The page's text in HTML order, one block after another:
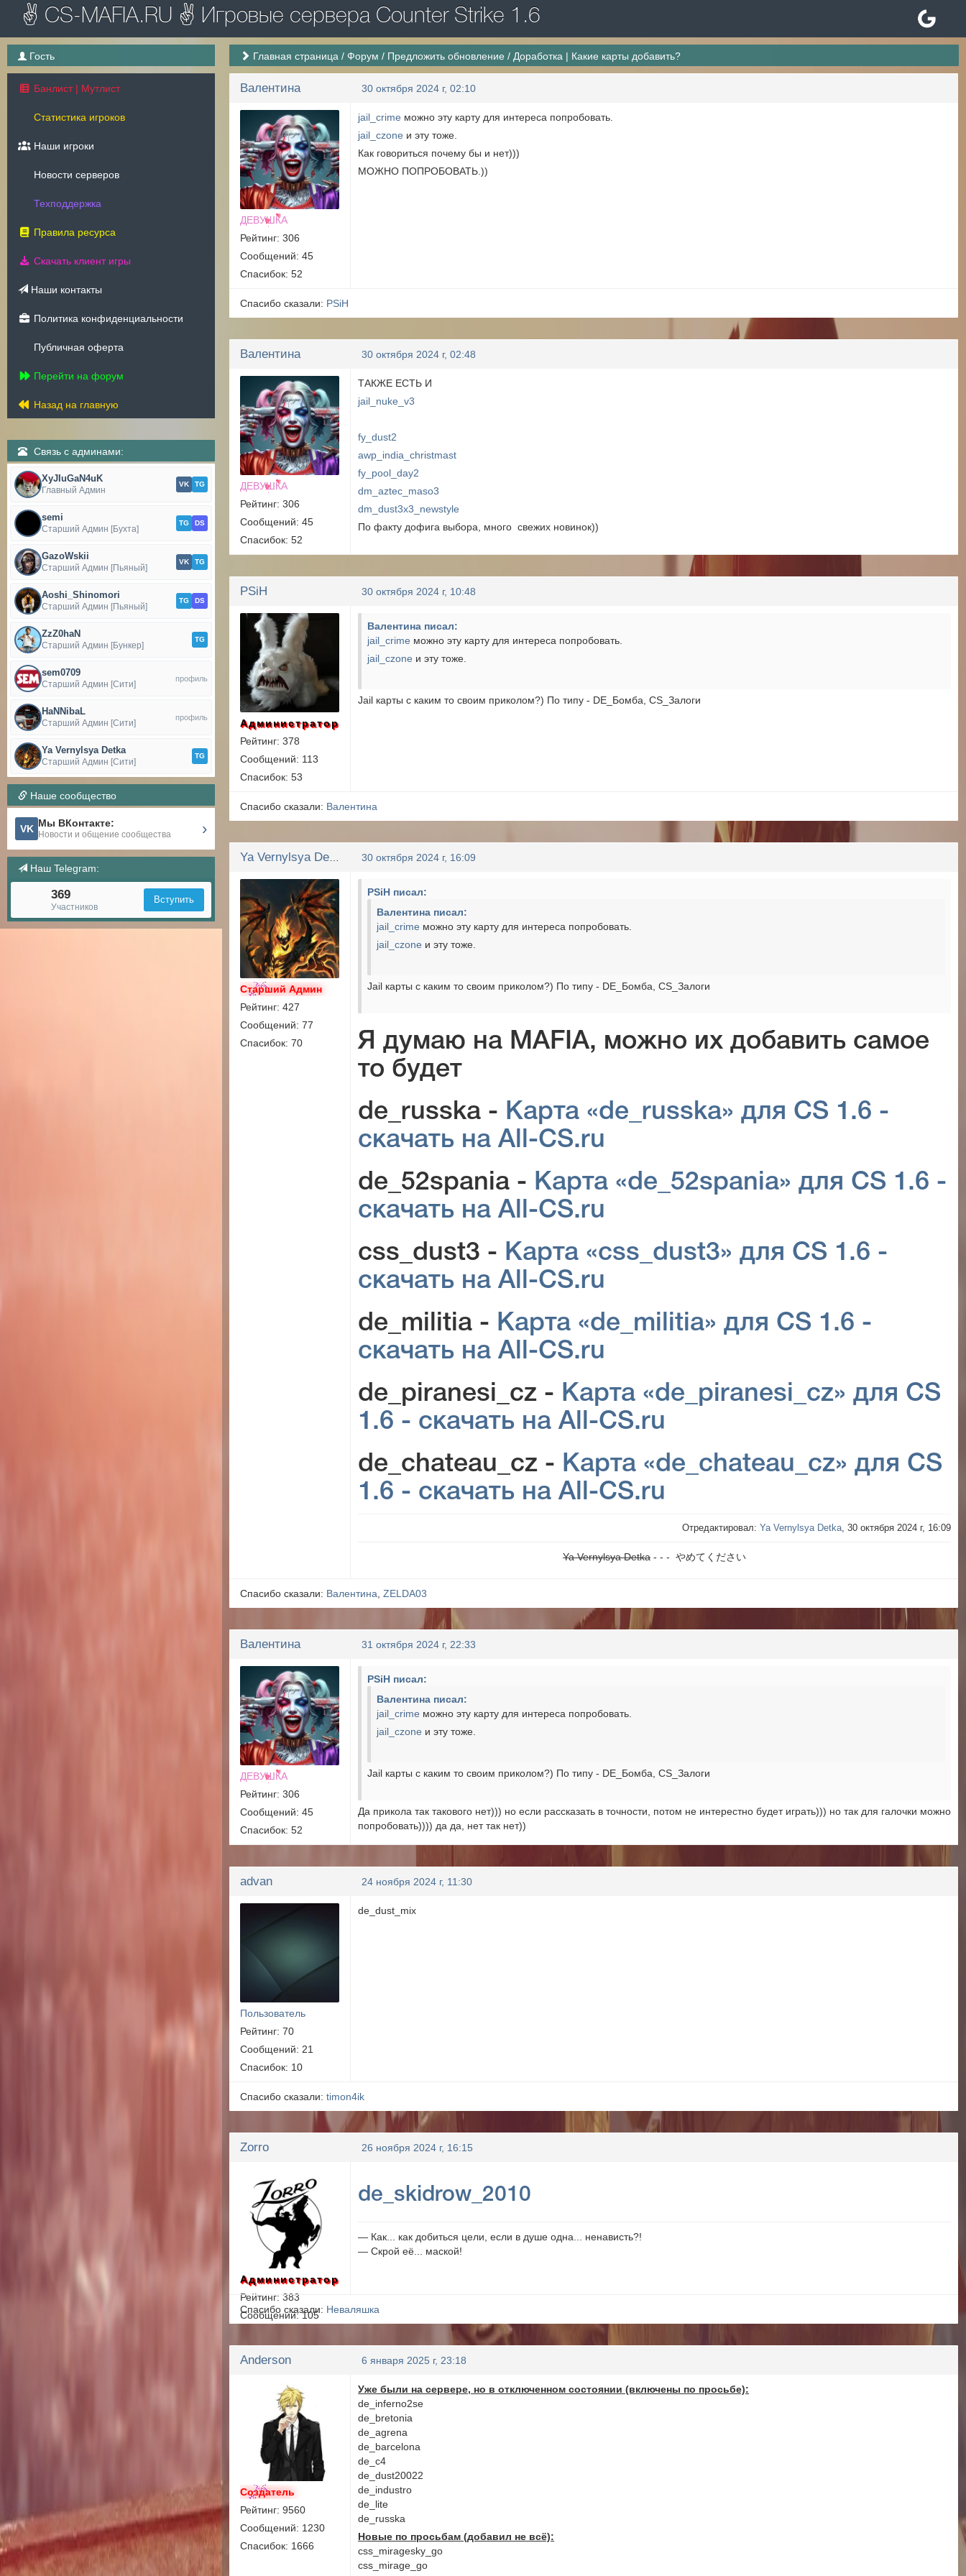
✌ CS-MAFIA.RU ✌ Игровые сервера Counter Strike 1.6
Гость
Банлист | Мутлист
Статистика игроков
Наши игроки
Новости серверов
Техподдержка
Правила ресурса
Скачать клиент игры
Наши контакты
Политика конфиденциальности
Публичная оферта
Перейти на форум
Назад на главную
Связь с админами:
XyJIuGaN4uK
Главный Админ
VK TG
semi
Старший Админ [Бухта]
TG DS
GazoWskii
Старший Админ [Пьяный]
VK TG
Aoshi_Shinomori
Старший Админ [Пьяный]
TG DS
ZzZ0haN
Старший Админ [Бункер]
TG
sem0709
Старший Админ [Сити]
профиль
HaNNibaL
Старший Админ [Сити]
профиль
Ya Vernylsya Detka
Старший Админ [Сити]
TG
Наше сообщество
VK Мы ВКонтакте:
Новости и общение сообщества ›
Наш Telegram:
369
Участников
Вступить
Главная страница /Форум / Предложить обновление / Доработка | Какие карты добавить?
Валентина 30 октября 2024 г, 02:10
ДЕВУШКА
Рейтинг: 306
Сообщений: 45
Спасибок: 52
jail_crime можно эту карту для интереса попробовать.
jail_czone и эту тоже.
Как говориться почему бы и нет)))
МОЖНО ПОПРОБОВАТЬ.))
Спасибо сказали: PSiH
Валентина 30 октября 2024 г, 02:48
ДЕВУШКА
Рейтинг: 306
Сообщений: 45
Спасибок: 52
ТАКЖЕ ЕСТЬ И
jail_nuke_v3
fy_dust2
awp_india_christmast
fy_pool_day2
dm_aztec_maso3
dm_dust3x3_newstyle
По факту дофига выбора, много свежих новинок))
PSiH 30 октября 2024 г, 10:48
Администратор
Рейтинг: 378
Сообщений: 113
Спасибок: 53
Валентина писал:
jail_crime можно эту карту для интереса попробовать.
jail_czone и эту тоже.
Jail карты с каким то своим приколом?) По типу - DE_Бомба, CS_Залоги
Спасибо сказали: Валентина
30 октября 2024 г, 16:09
Старший Админ
Рейтинг: 427
Сообщений: 77
Спасибок: 70
PSiH писал:
Валентина писал:
jail_crime можно эту карту для интереса попробовать.
jail_czone и эту тоже.
Jail карты с каким то своим приколом?) По типу - DE_Бомба, CS_Залоги
Я думаю на MAFIA, можно их добавить самое
то будет
de_russka - Карта «de_russka» для CS 1.6 -
скачать на All-CS.ru
de_52spania - Карта «de_52spania» для CS 1.6 -
скачать на All-CS.ru
css_dust3 - Карта «css_dust3» для CS 1.6 -
скачать на All-CS.ru
de_militia - Карта «de_militia» для CS 1.6 -
скачать на All-CS.ru
de_piranesi_cz - Карта «de_piranesi_cz» для CS
1.6 - скачать на All-CS.ru
de_chateau_cz - Карта «de_chateau_cz» для CS
1.6 - скачать на All-CS.ru
Отредактировал:Ya Vernylsya Detka, 30 октября 2024 г, 16:09
Ya Vernylsya Detka- - - やめてください
Спасибо сказали: Валентина ,ZELDA03
Валентина 31 октября 2024 г, 22:33
ДЕВУШКА
Рейтинг: 306
Сообщений: 45
Спасибок: 52
PSiH писал:
Валентина писал:
jail_crime можно эту карту для интереса попробовать.
jail_czone и эту тоже.
Jail карты с каким то своим приколом?) По типу - DE_Бомба, CS_Залоги
Да прикола так такового нет))) но если рассказать в точности, потом не интерестно будет играть))) но так для галочки можно
попробовать)))) да да, нет так нет))
advan 24 ноября 2024 г, 11:30
Пользователь
Рейтинг: 70
Сообщений: 21
Спасибок: 10
de_dust_mix
Спасибо сказали:timon4ik
Zorro 26 ноября 2024 г, 16:15
Администратор
Рейтинг: 383
Сообщений: 105
de_skidrow_2010
— Как... как добиться цели, если в душе одна... ненависть?!
— Скрой её... маской!
Спасибо сказали: Неваляшка
Anderson 6 января 2025 г, 23:18
Создатель
Рейтинг: 9560
Сообщений: 1230
Спасибок: 1666
Уже были на сервере, но в отключенном состоянии (включены по просьбе):
de_inferno2se
de_bretonia
de_agrena
de_barcelona
de_c4
de_dust20022
de_industro
de_lite
de_russka
Новые по просьбам (добавил не всё):
css_miragesky_go
css_mirage_go